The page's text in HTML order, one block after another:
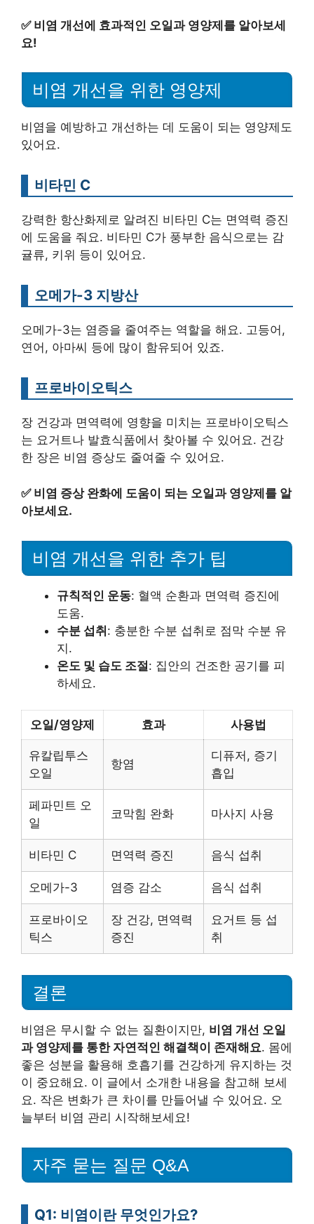
✅ 비염 개선에 효과적인 오일과 영양제를 알아보세
요!
비염 개선을 위한 영양제
비염을 예방하고 개선하는 데 도움이 되는 영양제도
있어요.
비타민 C
강력한 항산화제로 알려진 비타민 C는 면역력 증진
에 도움을 줘요. 비타민 C가 풍부한 음식으로는 감
귤류, 키위 등이 있어요.
오메가-3 지방산
오메가-3는 염증을 줄여주는 역할을 해요. 고등어,
연어, 아마씨 등에 많이 함유되어 있죠.
프로바이오틱스
장 건강과 면역력에 영향을 미치는 프로바이오틱스
는 요거트나 발효식품에서 찾아볼 수 있어요. 건강
한 장은 비염 증상도 줄여줄 수 있어요.
✅ 비염 증상 완화에 도움이 되는 오일과 영양제를 알
아보세요.
비염 개선을 위한 추가 팁
규칙적인 운동: 혈액 순환과 면역력 증진에
도움.
수분 섭취: 충분한 수분 섭취로 점막 수분 유
지.
온도 및 습도 조절: 집안의 건조한 공기를 피
하세요.
오일/영양제 효과 사용법
유칼립투스
오일
항염
디퓨저, 증기
흡입
페파민트 오
일
코막힘 완화 마사지 사용
비타민 C 면역력 증진 음식 섭취
오메가-3 염증 감소 음식 섭취
프로바이오
틱스
장 건강, 면역력
증진
요거트 등 섭
취
결론
비염은 무시할 수 없는 질환이지만, 비염 개선 오일
과 영양제를 통한 자연적인 해결책이 존재해요. 몸에
좋은 성분을 활용해 호흡기를 건강하게 유지하는 것
이 중요해요. 이 글에서 소개한 내용을 참고해 보세
요. 작은 변화가 큰 차이를 만들어낼 수 있어요. 오
늘부터 비염 관리 시작해보세요!
자주 묻는 질문 Q&A
Q1: 비염이란 무엇인가요?